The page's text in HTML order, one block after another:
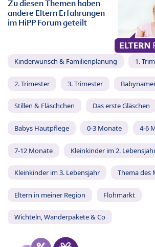
Zu diesen Themen haben
andere Eltern Erfahrungen
im HiPP Forum geteilt
Kinderwunsch & Familienplanung 1.
2. Trimester 3. Trimester
Stillen & Fläschchen Das erste Gläschen
Babys Hautpflege 0-3 Monate 4-6
7-12 Monate Kleinkinder im 2.
Kleinkinder im 3. Lebensjahr Thema des
Eltern in meiner Region Flohmarkt
Wichteln, Wanderpakete & Co